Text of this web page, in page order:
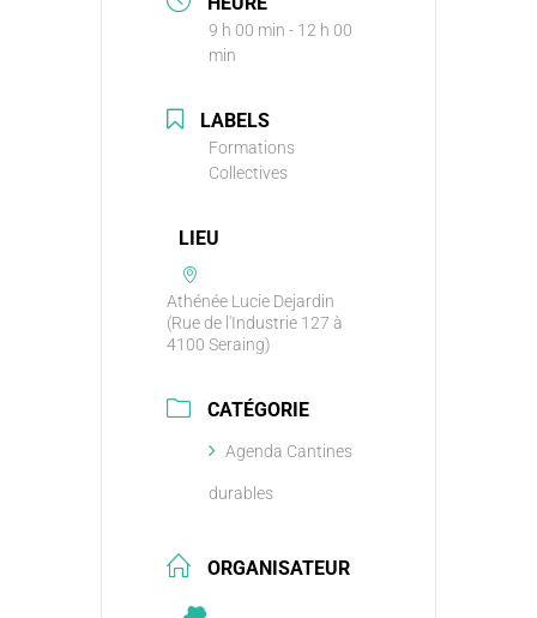
9 h 00 min - 12 h 00
min
LABELS
Formations
Collectives
LIEU
Athénée Lucie Dejardin
(Rue de l'Industrie 127 à
4100 Seraing)
CATÉGORIE
Agenda Cantines
durables
ORGANISATEUR